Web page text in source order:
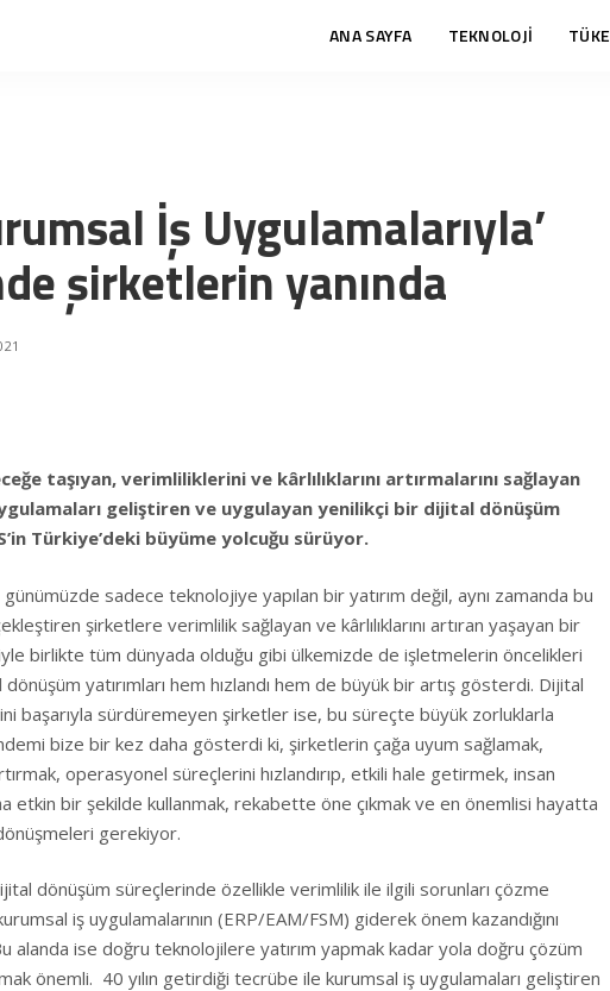
ANA SAYFA TEKNOLOJİ
İş Uygulamalarıyla’
şirketlerin yanında
taşıyan, verimliliklerini ve kârlılıklarını artırmalarını sağlayan
geliştiren ve uygulayan yenilikçi bir dijital dönüşüm
Türkiye’deki büyüme yolcuğu sürüyor.
sadece teknolojiye yapılan bir yatırım değil, aynı zamanda bu
şirketlere verimlilik sağlayan ve kârlılıklarını artıran yaşayan bir
birlikte tüm dünyada olduğu gibi ülkemizde de işletmelerin öncelikleri
yatırımları hem hızlandı hem de büyük bir artış gösterdi. Dijital
başarıyla sürdüremeyen şirketler ise, bu süreçte büyük zorluklarla
bize bir kez daha gösterdi ki, şirketlerin çağa uyum sağlamak,
operasyonel süreçlerini hızlandırıp, etkili hale getirmek, insan
etkin bir şekilde kullanmak, rekabette öne çıkmak ve en önemlisi hayatta
gerekiyor.
dönüşüm süreçlerinde özellikle verimlilik ile ilgili sorunları çözme
iş uygulamalarının (ERP/EAM/FSM) giderek önem kazandığını
alanda ise doğru teknolojilere yatırım yapmak kadar yola doğru çözüm
önemli. 40 yılın getirdiği tecrübe ile kurumsal iş uygulamaları geliştiren